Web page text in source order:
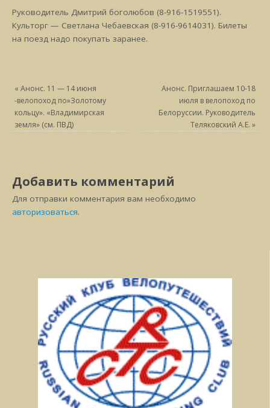
Руководитель Дмитрий боголюбов (8-916-1519551).
Культорг — Светлана Чебаевская (8-916-9614031). Билеты
на поезд надо покупать заранее.
« Анонс. 11 — 14 июня
-велопоход по»Золотому
кольцу». «Владимирская
земля» (см. ПВД)
Анонс. Приглашаем 10-18
июля в велопоход по
Белоруссии. Руководитель
Теляковский А.Е. »
Добавить комментарий
Для отправки комментария вам необходимо
авторизоваться.